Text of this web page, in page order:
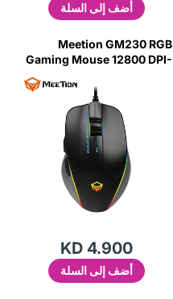
أضف إلى السلة
Meetion GM230 RGB
Gaming Mouse 12800 DPI-
KD 4.900
أضف إلى السلة